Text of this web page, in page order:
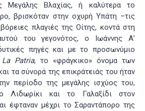
Μεγάλης Βλαχίας, ή καλύτερα το
βρισκόταν στην οχυρή Υπάτη –τις
πλαγιές της Οίτης, κοντά στη
του γεγονότος, ο Ιωάννης Α’
πηγές και με το προσωνύμιο
La Patria, το «φράγκικο» όνομα των
τα σύνορά της επικράτειάς του ήταν
περίοδο της μεγάλης ισχύος του,
Λιδωρίκι και το Γαλαξίδι στον
έφταναν μέχρι το Σαραντάπορο της